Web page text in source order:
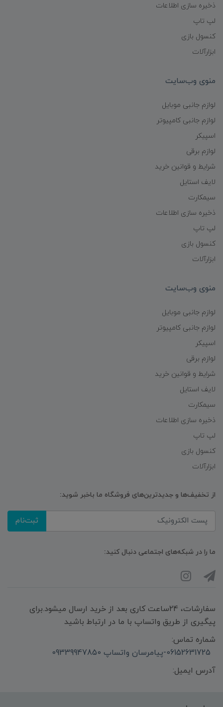
ذخیره سازی اطلاعات
لپ تاپ
کنسول بازی
ابزارآلات
منوی وب‌سایت
لوازم جانبی موبایل
لوازم جانبی کامپیوتر
اسپیکر
لوازم برقی
شرایط و قوانین خرید
لایف استایل
سیمکارت
ذخیره سازی اطلاعات
لپ تاپ
کنسول بازی
ابزارآلات
منوی وب‌سایت
لوازم جانبی موبایل
لوازم جانبی کامپیوتر
اسپیکر
لوازم برقی
شرایط و قوانین خرید
لایف استایل
سیمکارت
ذخیره سازی اطلاعات
لپ تاپ
کنسول بازی
ابزارآلات
از تخفیف‌ها و جدیدترین‌های فروشگاه ما باخبر شوید:
ثبت‌نام
ما را در شبکه‌های اجتماعی دنبال کنید:
سفارشات، 24ساعت کاری بعد از خرید ارسال میشود.برای
پیگیری از طریق واتساپ با ما در ارتباط باشید
شماره تماس:
06152631725-پیامرسان واتساپ 09339947850
آدرس ایمیل: